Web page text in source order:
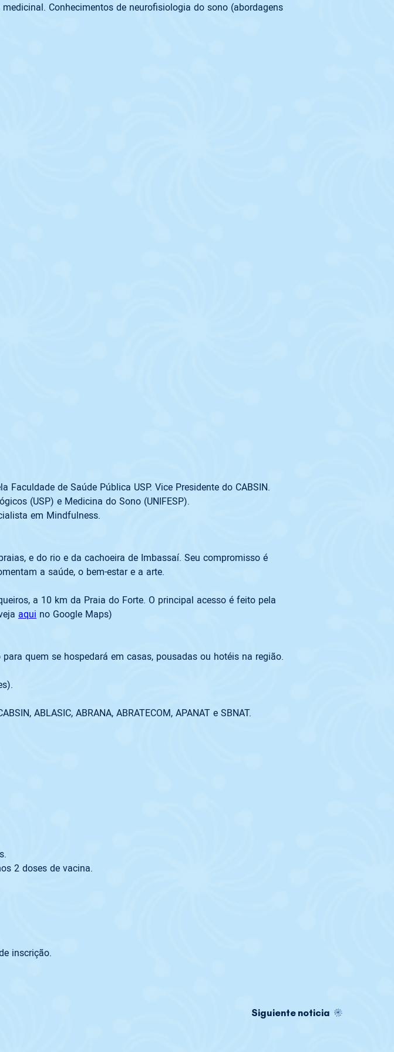
Conhecimentos de neurofisiologia do sono (abordagens
(USP) e Medicina do Sono (UNIFESP).
e do rio e da cachoeira de Imbassaí. Seu compromisso é
a saúde, o bem-estar e a arte.
a 10 km da Praia do Forte. O principal acesso é feito pela
aqui no Google Maps)
quem se hospedará em casas, pousadas ou hotéis na região.
ABLASIC, ABRANA, ABRATECOM, APANAT e SBNAT.
2 doses de vacina.
inscrição.
Siguiente noticia